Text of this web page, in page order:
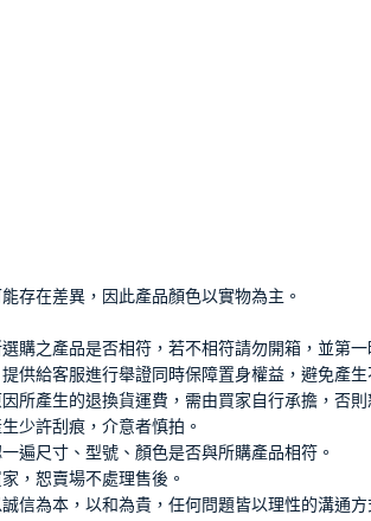
存在差異，因此產品顏色以實物為主。
之產品是否相符，若不相符請勿開箱，並第
給客服進行舉證同時保障置身權益，避免產生
所產生的退換貨運費，需由買家自行承擔，否則
少許刮痕，介意者慎拍。
遍尺寸、型號、顏色是否與所購產品相符。
，恕賣場不處理售後。
信為本，以和為貴，任何問題皆以理性的溝通